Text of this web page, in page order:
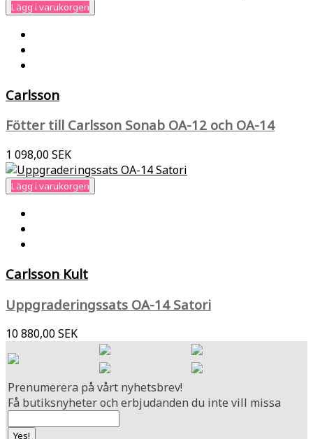
Lägg i varukorgen
Carlsson
Fötter till Carlsson Sonab OA-12 och OA-14
1 098,00 SEK
Lägg i varukorgen
Carlsson Kult
Uppgraderingssats OA-14 Satori
10 880,00 SEK
Prenumerera på vårt nyhetsbrev!
Få butiksnyheter och erbjudanden du inte vill missa